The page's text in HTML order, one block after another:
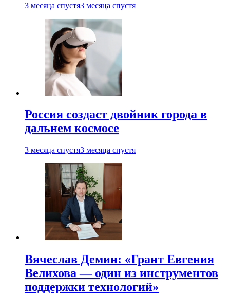
3 месяца спустя3 месяца спустя
Россия создаст двойник города в
дальнем космосе
3 месяца спустя3 месяца спустя
Вячеслав Демин: «Грант Евгения
Велихова — один из инструментов
поддержки технологий»